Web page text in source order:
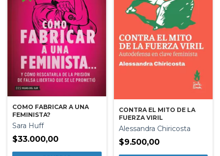
COMO FABRICAR A UNA
FEMINISTA?
Sara Huff
$33.000,00
CONTRA EL MITO DE LA
FUERZA VIRIL
Alessandra Chiricosta
$9.500,00